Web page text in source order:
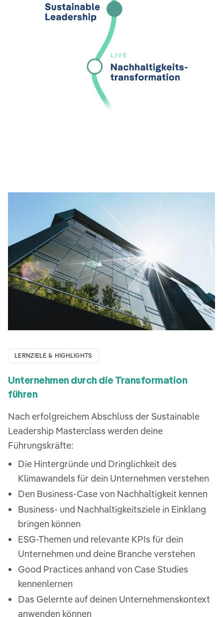
LERNZIELE & HIGHLIGHTS
Unternehmen durch die Transformation
führen
Nach erfolgreichem Abschluss der Sustainable
Leadership Masterclass werden deine
Führungskräfte:
Die Hintergründe und Dringlichkeit des
Klimawandels für dein Unternehmen verstehen
Den Business-Case von Nachhaltigkeit kennen
Business- und Nachhaltigkeitsziele in Einklang
bringen können
ESG-Themen und relevante KPIs für dein
Unternehmen und deine Branche verstehen
Good Practices anhand von Case Studies
kennenlernen
Das Gelernte auf deinen Unternehmenskontext
anwenden können